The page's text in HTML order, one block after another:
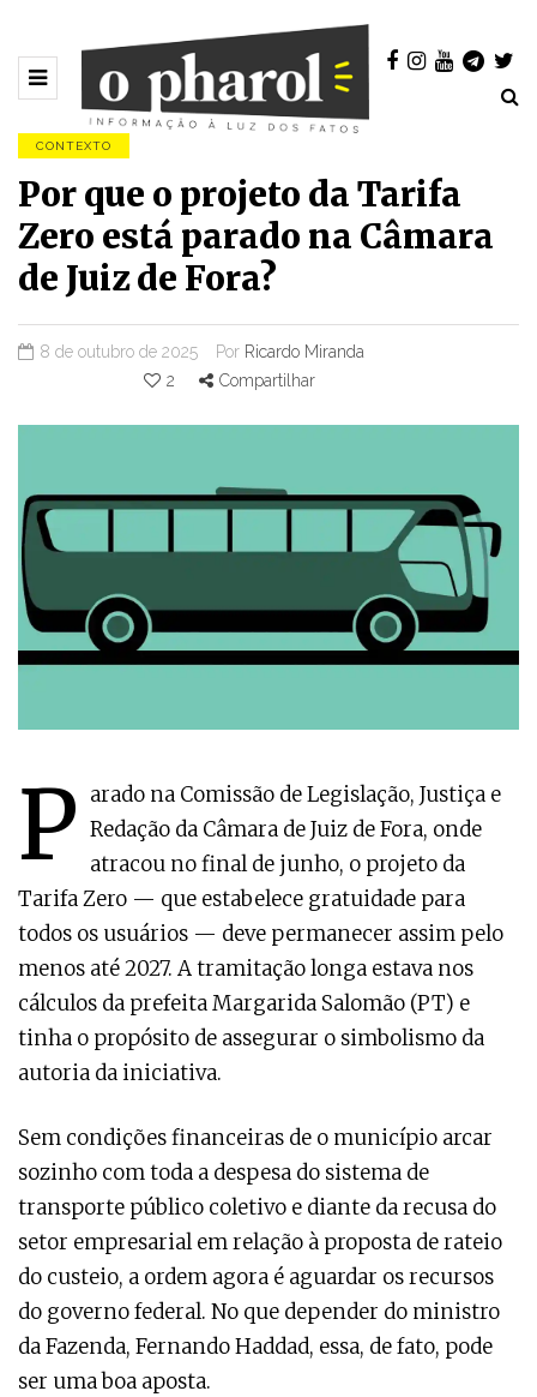
CONTEXTO
Por que o projeto da Tarifa
Zero está parado na Câmara
de Juiz de Fora?
8 de outubro de 2025 Por Ricardo Miranda
2
Compartilhar
P arado na Comissão de Legislação, Justiça e
Redação da Câmara de Juiz de Fora, onde
atracou no final de junho, o projeto da
Tarifa Zero — que estabelece gratuidade para
todos os usuários — deve permanecer assim pelo
menos até 2027. A tramitação longa estava nos
cálculos da prefeita Margarida Salomão (PT) e
tinha o propósito de assegurar o simbolismo da
autoria da iniciativa.
Sem condições financeiras de o município arcar
sozinho com toda a despesa do sistema de
transporte público coletivo e diante da recusa do
setor empresarial em relação à proposta de rateio
do custeio, a ordem agora é aguardar os recursos
do governo federal. No que depender do ministro
da Fazenda, Fernando Haddad, essa, de fato, pode
ser uma boa aposta.